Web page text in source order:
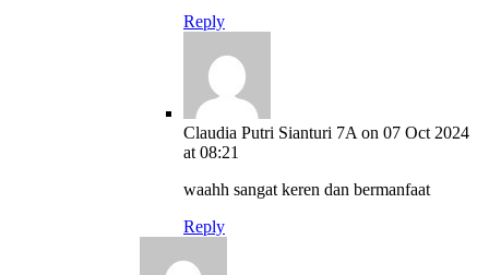
Reply
Claudia Putri Sianturi 7A on 07 Oct 2024
at 08:21
waahh sangat keren dan bermanfaat
Reply